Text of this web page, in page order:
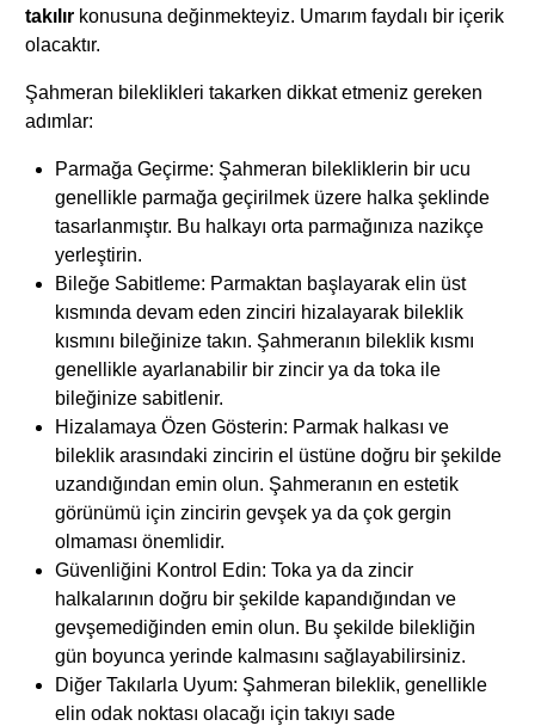
takılır konusuna değinmekteyiz. Umarım faydalı bir içerik
olacaktır.
Şahmeran bileklikleri takarken dikkat etmeniz gereken
adımlar:
Parmağa Geçirme: Şahmeran bilekliklerin bir ucu
genellikle parmağa geçirilmek üzere halka şeklinde
tasarlanmıştır. Bu halkayı orta parmağınıza nazikçe
yerleştirin.
Bileğe Sabitleme: Parmaktan başlayarak elin üst
kısmında devam eden zinciri hizalayarak bileklik
kısmını bileğinize takın. Şahmeranın bileklik kısmı
genellikle ayarlanabilir bir zincir ya da toka ile
bileğinize sabitlenir.
Hizalamaya Özen Gösterin: Parmak halkası ve
bileklik arasındaki zincirin el üstüne doğru bir şekilde
uzandığından emin olun. Şahmeranın en estetik
görünümü için zincirin gevşek ya da çok gergin
olmaması önemlidir.
Güvenliğini Kontrol Edin: Toka ya da zincir
halkalarının doğru bir şekilde kapandığından ve
gevşemediğinden emin olun. Bu şekilde bilekliğin
gün boyunca yerinde kalmasını sağlayabilirsiniz.
Diğer Takılarla Uyum: Şahmeran bileklik, genellikle
elin odak noktası olacağı için takıyı sade